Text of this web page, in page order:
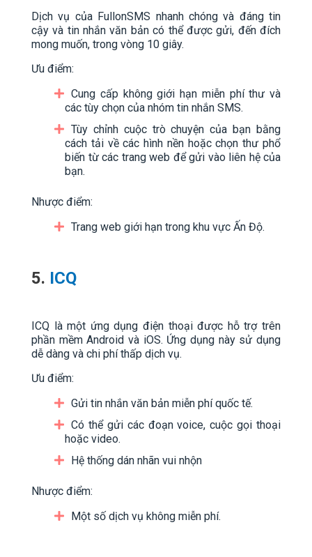
Dịch vụ của FullonSMS nhanh chóng và đáng tin
cậy và tin nhắn văn bản có thể được gửi, đến đích
mong muốn, trong vòng 10 giây.
Ưu điểm:
Cung cấp không giới hạn miễn phí thư và
các tùy chọn của nhóm tin nhắn SMS.
Tùy chỉnh cuộc trò chuyện của bạn bằng
cách tải về các hình nền hoặc chọn thư phổ
biến từ các trang web để gửi vào liên hệ của
bạn.
Nhược điểm:
Trang web giới hạn trong khu vực Ấn Độ.
5. ICQ
ICQ là một ứng dụng điện thoại được hỗ trợ trên
phần mềm Android và iOS. Ứng dụng này sử dụng
dễ dàng và chi phí thấp dịch vụ.
Ưu điểm:
Gửi tin nhắn văn bản miễn phí quốc tế.
Có thể gửi các đoạn voice, cuộc gọi thoại
hoặc video.
Hệ thống dán nhãn vui nhộn
Nhược điểm:
Một số dịch vụ không miễn phí.